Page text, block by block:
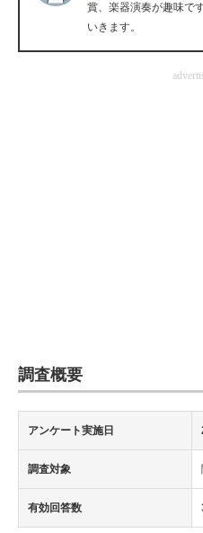
IT製品の技術・比較・事例
製造業のIT導入・活用を支援
賞、楽器演奏が趣味で
いきます。
調査概要
アンケート実施日
調査対象
有効回答数